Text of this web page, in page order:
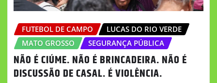
FUTEBOL DE CAMPO
LUCAS DO RIO VERDE
MATO GROSSO
SEGURANÇA PÚBLICA
NÃO É CIÚME. NÃO É BRINCADEIRA. NÃO É
DISCUSSÃO DE CASAL. É VIOLÊNCIA.